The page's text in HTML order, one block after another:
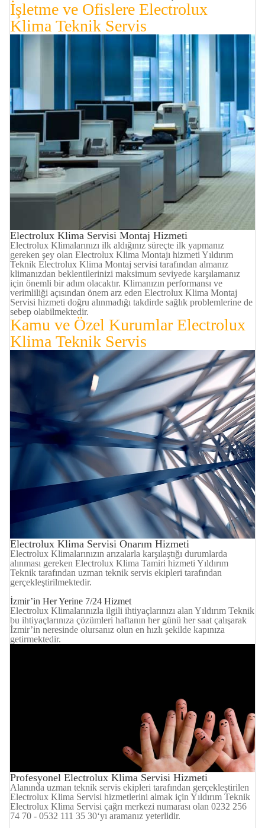
İşletme ve Ofislere Electrolux
Klima Teknik Servis
Electrolux Klima Servisi Montaj Hizmeti
Electrolux Klimalarınızı ilk aldığınız süreçte ilk yapmanız
gereken şey olan Electrolux Klima Montajı hizmeti Yıldırım
Teknik Electrolux Klima Montaj servisi tarafından almanız
klimanızdan beklentilerinizi maksimum seviyede karşılamanız
için önemli bir adım olacaktır. Klimanızın performansı ve
verimliliği açısından önem arz eden Electrolux Klima Montaj
Servisi hizmeti doğru alınmadığı takdirde sağlık problemlerine de
sebep olabilmektedir.
Kamu ve Özel Kurumlar Electrolux
Klima Teknik Servis
Electrolux Klima Servisi Onarım Hizmeti
Electrolux Klimalarınızın arızalarla karşılaştığı durumlarda
alınması gereken Electrolux Klima Tamiri hizmeti Yıldırım
Teknik tarafından uzman teknik servis ekipleri tarafından
gerçekleştirilmektedir.
İzmir’in Her Yerine 7/24 Hizmet
Electrolux Klimalarınızla ilgili ihtiyaçlarınızı alan Yıldırım Teknik
bu ihtiyaçlarınıza çözümleri haftanın her günü her saat çalışarak
İzmir’in neresinde olursanız olun en hızlı şekilde kapınıza
getirmektedir.
Profesyonel Electrolux Klima Servisi Hizmeti
Alanında uzman teknik servis ekipleri tarafından gerçekleştirilen
Electrolux Klima Servisi hizmetlerini almak için Yıldırım Teknik
Electrolux Klima Servisi çağrı merkezi numarası olan 0232 256
74 70 - 0532 111 35 30‘yı aramanız yeterlidir.